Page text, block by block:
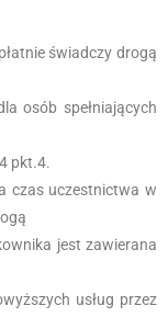
świadczy drogą
osób spełniających
pkt.4.
czas uczestnictwa w
jest zawierana
usług przez